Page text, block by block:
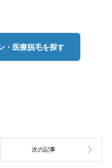
・医療脱毛を探す